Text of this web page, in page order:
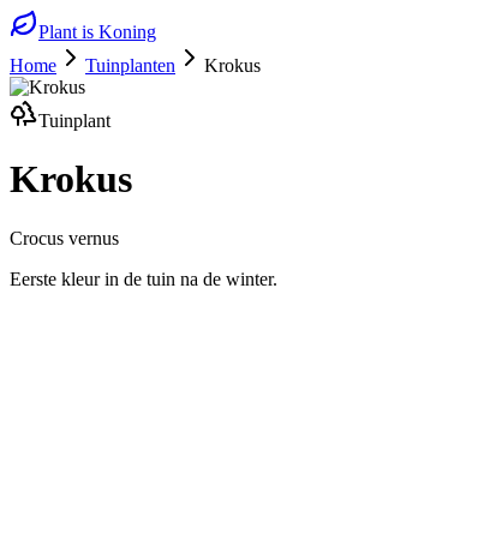
Plant is Koning
Home
Tuinplanten Krokus
Tuinplant
Krokus
Crocus vernus
Eerste kleur in de tuin na de winter.